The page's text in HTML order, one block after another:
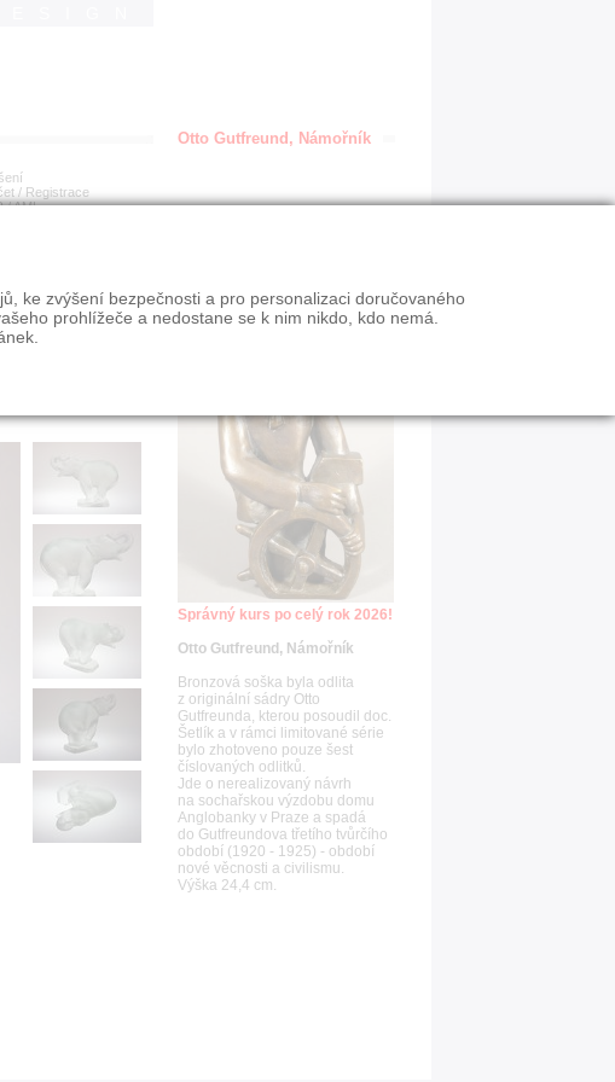
/ Registrace
/AML
Otto Gutfreund, Námořník
Správný kurs po celý rok 2026!
Otto Gutfreund, Námořník
Bronzová soška byla odlita
z originální sádry Otto
Gutfreunda, kterou posoudil doc.
Šetlík a v rámci limitované série
bylo zhotoveno pouze šest
číslovaných odlitků.
Jde o nerealizovaný návrh
na sochařskou výzdobu domu
Anglobanky v Praze a spadá
do Gutfreundova třetího tvůrčího
období (1920 - 1925) - období
nové věcnosti a civilismu.
Výška 24,4 cm.
ke zvýšení bezpečnosti a pro personalizaci doručovaného
prohlížeče a nedostane se k nim nikdo, kdo nemá.